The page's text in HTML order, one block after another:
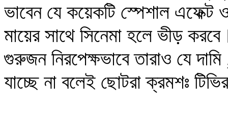
ভাবেন যে কয়েকটি স্পেশাল এফেক্ট
মায়ের সাথে সিনেমা হলে ভীড়
গুরুজন নিরপেক্ষভাবে তারাও যে
যাচ্ছে না বলেই ছোটরা ক্রমশঃ